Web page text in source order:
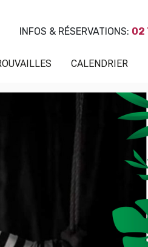
INFOS & RÉSERVATIONS: 02
CALENDRIER